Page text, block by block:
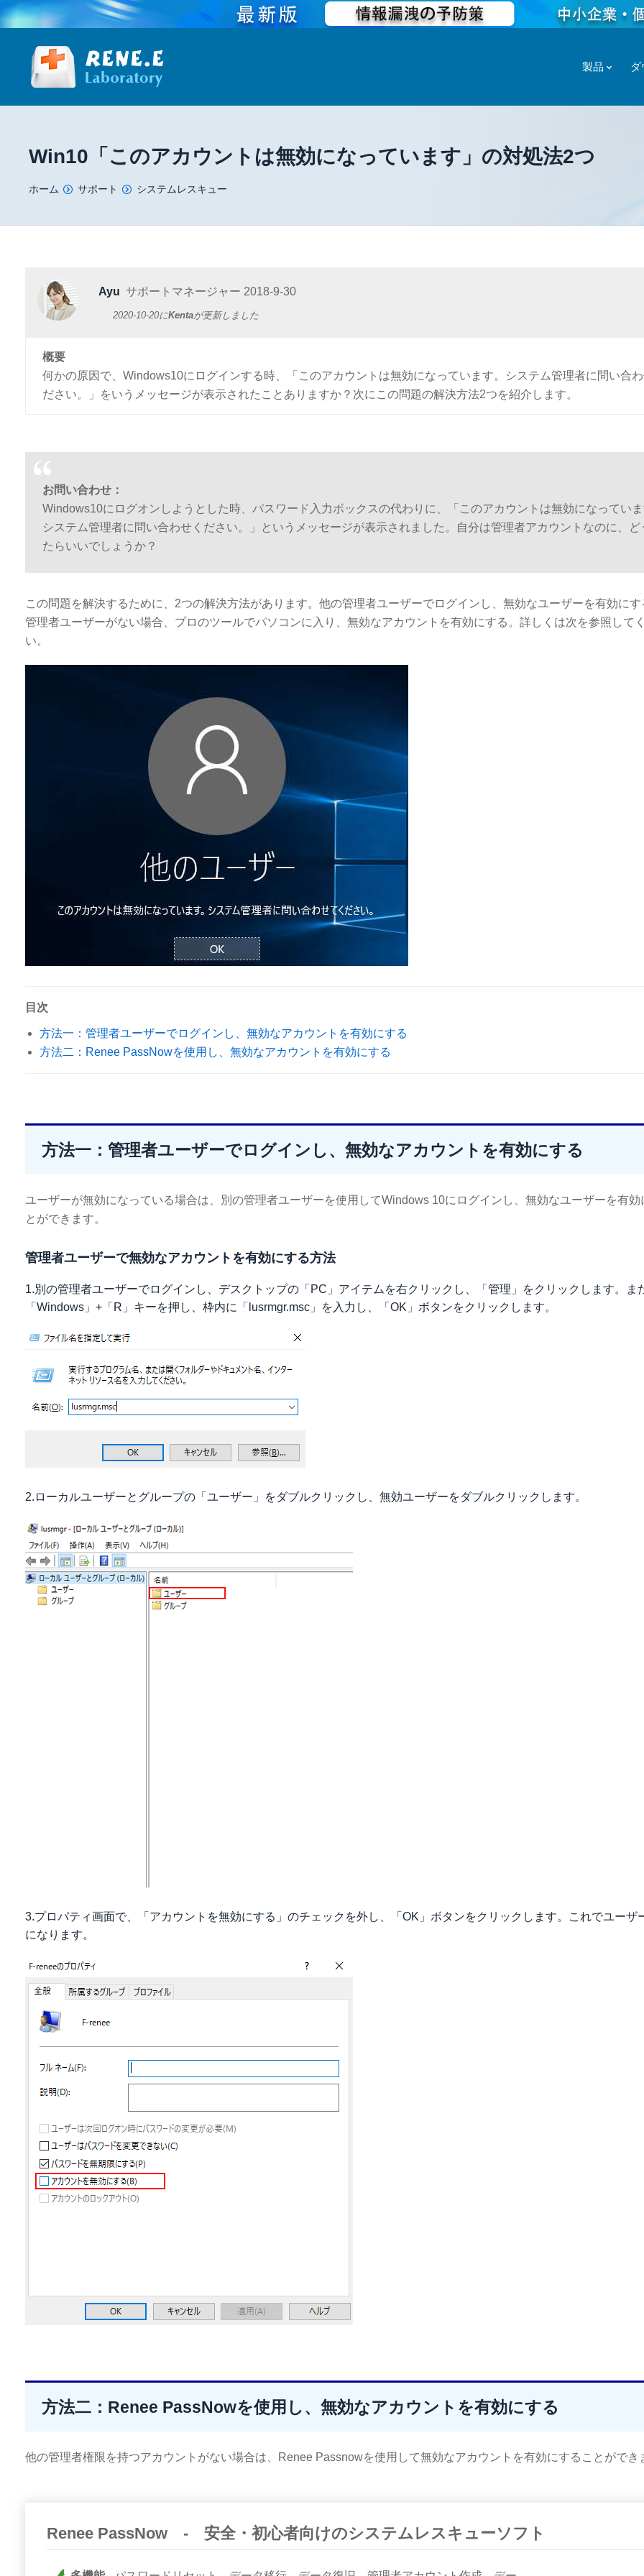
製品
Win10「このアカウントは無効になっています」の対処法2つ
You are here:
ホーム サポート システムレスキュー
Ayu サポートマネージャー 2018-9-30
2020-10-20にKentaが更新しました
概要
何かの原因で、Windows10にログインする時、「このアカウントは無効になっています。システム管理者に問い合
ださい。」をいうメッセージが表示されたことありますか？次にこの問題の解決方法2つを紹介します。
お問い合わせ：
Windows10にログオンしようとした時、パスワード入力ボックスの代わりに、「このアカウントは無効になってい
システム管理者に問い合わせください。」というメッセージが表示されました。自分は管理者アカウントなのに、ど
たらいいでしょうか？
この問題を解決するために、2つの解決方法があります。他の管理者ユーザーでログインし、無効なユーザーを有効に
管理者ユーザーがない場合、プロのツールでパソコンに入り、無効なアカウントを有効にする。詳しくは次を参照して
い。
目次
方法一：管理者ユーザーでログインし、無効なアカウントを有効にする
方法二：Renee PassNowを使用し、無効なアカウントを有効にする
方法一：管理者ユーザーでログインし、無効なアカウントを有効にする
ユーザーが無効になっている場合は、別の管理者ユーザーを使用してWindows 10にログインし、無効なユーザーを有効
とができます。
管理者ユーザーで無効なアカウントを有効にする方法
1.別の管理者ユーザーでログインし、デスクトップの「PC」アイテムを右クリックし、「管理」をクリックします。ま
「Windows」+「R」キーを押し、枠内に「lusrmgr.msc」を入力し、「OK」ボタンをクリックします。
2.ローカルユーザーとグループの「ユーザー」をダブルクリックし、無効ユーザーをダブルクリックします。
3.プロパティ画面で、「アカウントを無効にする」のチェックを外し、「OK」ボタンをクリックします。これでユーザ
になります。
方法二：Renee PassNowを使用し、無効なアカウントを有効にする
他の管理者権限を持つアカウントがない場合は、Renee Passnowを使用して無効なアカウントを有効にすることができ
Renee PassNow - 安全・初心者向けのシステムレスキューソフト